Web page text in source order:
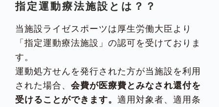
指定運動療法施設とは？？
当施設ライゼスポーツは厚生労働大臣より
「指定運動療法施設」の認可を受けておりま
す。
運動処方せんを発行された方が当施設を利用
された場合、会費が医療費とみなされ還付を
受けることができます。適用対象者、適用条